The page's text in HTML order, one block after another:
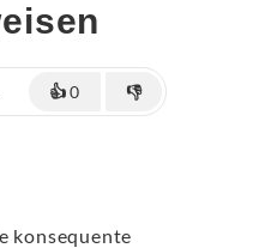
👍0 👎
konsequente